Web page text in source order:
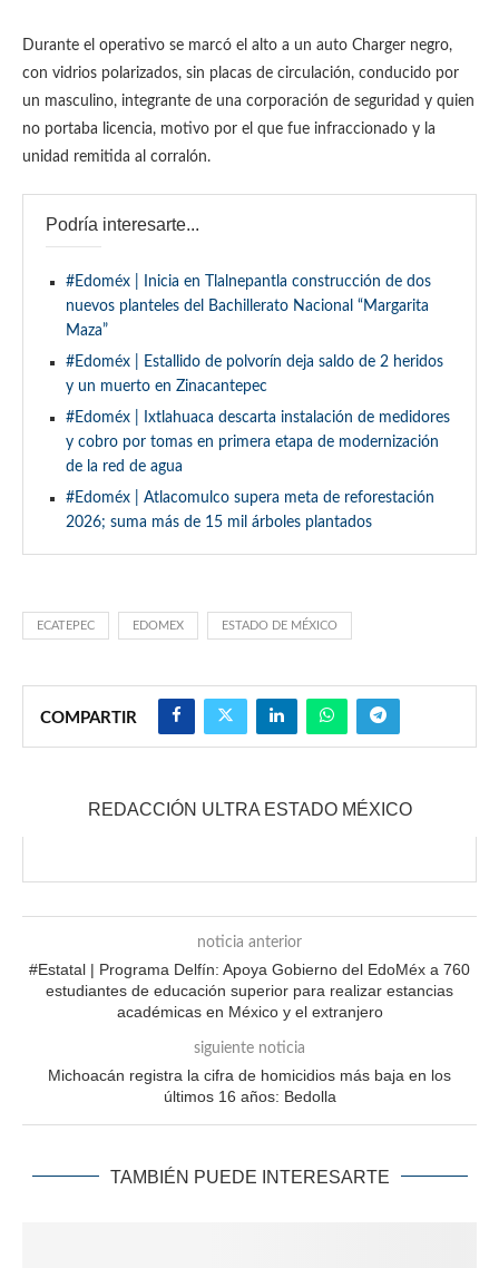
Durante el operativo se marcó el alto a un auto Charger negro,
con vidrios polarizados, sin placas de circulación, conducido por
un masculino, integrante de una corporación de seguridad y quien
no portaba licencia, motivo por el que fue infraccionado y la
unidad remitida al corralón.
Podría interesarte...
#Edoméx | Inicia en Tlalnepantla construcción de dos
nuevos planteles del Bachillerato Nacional “Margarita
Maza”
#Edoméx | Estallido de polvorín deja saldo de 2 heridos
y un muerto en Zinacantepec
#Edoméx | Ixtlahuaca descarta instalación de medidores
y cobro por tomas en primera etapa de modernización
de la red de agua
#Edoméx | Atlacomulco supera meta de reforestación
2026; suma más de 15 mil árboles plantados
ECATEPEC EDOMEX ESTADO DE MÉXICO
COMPARTIR
REDACCIÓN ULTRA ESTADO MÉXICO
noticia anterior
#Estatal | Programa Delfín: Apoya Gobierno del EdoMéx a 760
estudiantes de educación superior para realizar estancias
académicas en México y el extranjero
siguiente noticia
Michoacán registra la cifra de homicidios más baja en los
últimos 16 años: Bedolla
TAMBIÉN PUEDE INTERESARTE